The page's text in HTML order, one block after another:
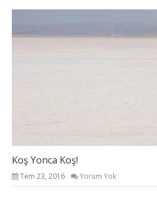
Koş Yonca Koş!
Tem 23, 2016 Yorum Yok